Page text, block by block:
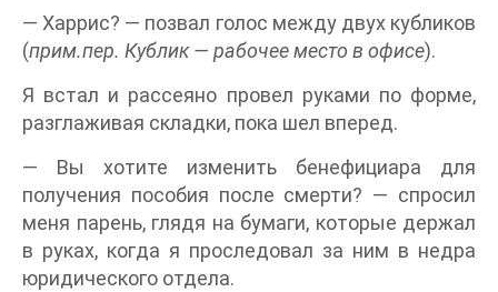
— Харрис? — позвал голос между двух кубликов
(прим.пер. Кублик — рабочее место в офисе).
Я встал и рассеяно провел руками по форме,
разглаживая складки, пока шел вперед.
— Вы хотите изменить бенефициара для
получения пособия после смерти? — спросил
меня парень, глядя на бумаги, которые держал
в руках, когда я проследовал за ним в недра
юридического отдела.